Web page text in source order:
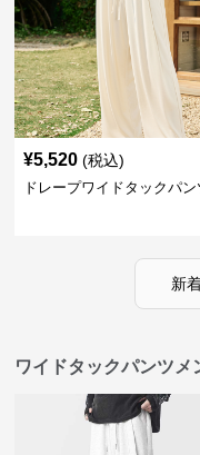
¥5,520 (税込)
ドレープワイドタックパン
新
ワイドタックパンツメ